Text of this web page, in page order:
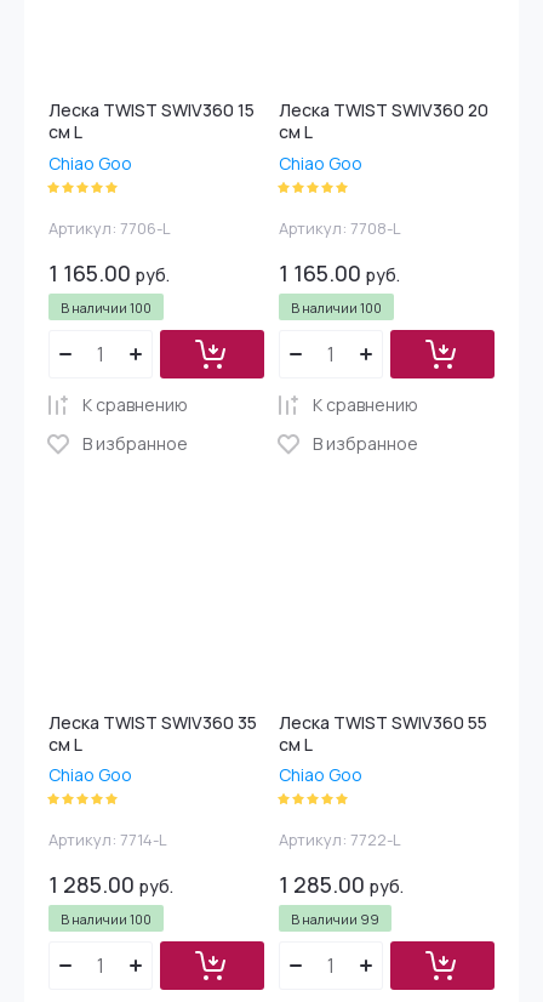
Леска TWIST SWIV360 15
см L
Chiao Goo
Артикул: 7706-L
В наличии 100
1 165.00 руб.
К сравнению
В избранное
Леска TWIST SWIV360 20
см L
Chiao Goo
Артикул: 7708-L
В наличии 100
1 165.00 руб.
К сравнению
В избранное
Леска TWIST SWIV360 35
см L
Chiao Goo
Артикул: 7714-L
В наличии 100
1 285.00 руб.
Леска TWIST SWIV360 55
см L
Chiao Goo
Артикул: 7722-L
В наличии 99
1 285.00 руб.